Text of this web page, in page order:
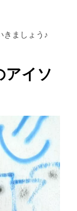
きましょう♪
アイソ